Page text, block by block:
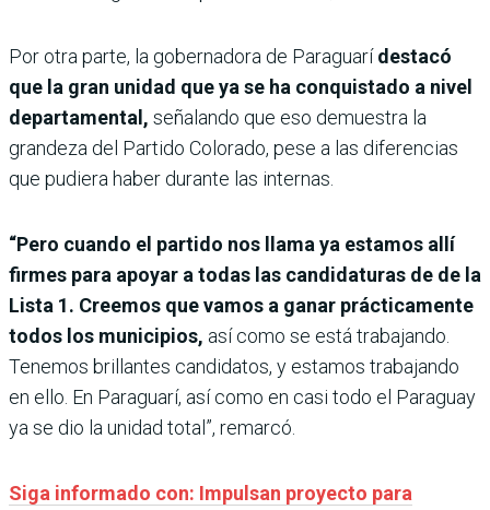
Por otra parte, la gobernadora de Paraguarídestacó
que la gran unidad que ya se ha conquistado a nivel
departamental, señalando que eso demuestra la
grandeza del Partido Colorado, pese a las diferencias
que pudiera haber durante las internas.
“Pero cuando el partido nos llama ya estamos allí
firmes para apoyar a todas las candidaturas de de la
Lista 1. Creemos que vamos a ganar prácticamente
todos los municipios, así como se está trabajando.
Tenemos brillantes candidatos, y estamos trabajando
en ello. En Paraguarí, así como en casi todo el Paraguay
ya se dio la unidad total”, remarcó.
Siga informado con: Impulsan proyecto para